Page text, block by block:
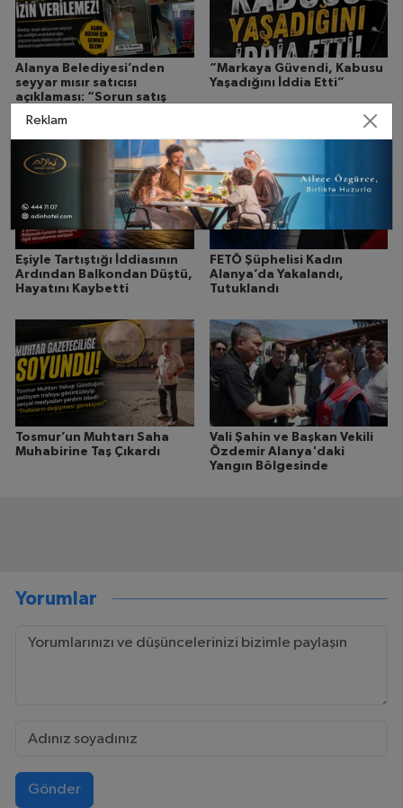
Alanya Belediyesi’nden
seyyar mısır satıcısı
açıklaması: “Sorun satış
“Markaya Güvendi, Kabusu
Yaşadığını İddia Etti”
Eşiyle Tartıştığı İddiasının
Ardından Balkondan Düştü,
Hayatını Kaybetti
FETÖ Şüphelisi Kadın
Alanya’da Yakalandı,
Tutuklandı
Tosmur’un Muhtarı Saha
Muhabirine Taş Çıkardı
Vali Şahin ve Başkan Vekili
Özdemir Alanya'daki
Yangın Bölgesinde
Yorumlar
Gönder
Reklam